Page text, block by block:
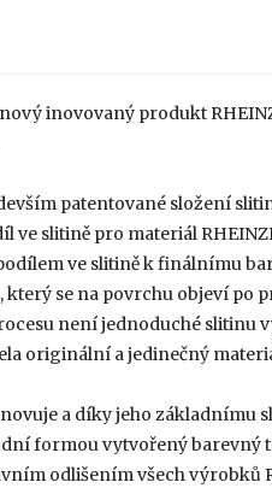
inovovaný produkt
patentované složení
slitině pro materiál
ve slitině k finálnímu
se na povrchu objeví po
není jednoduché slitinu
originální a jedinečný
a díky jeho základnímu
formou vytvořený barevný
odlišením všech výrobků